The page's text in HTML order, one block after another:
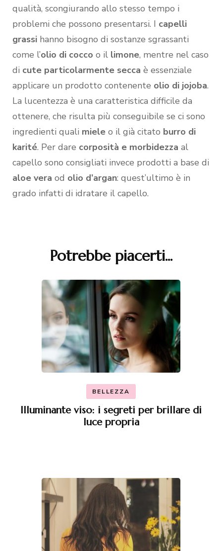
qualità, scongiurando allo stesso tempo i
problemi che possono presentarsi. I capelli
grassi hanno bisogno di sostanze sgrassanti
come l’olio di cocco o il limone, mentre nel caso
di cute particolarmente secca è essenziale
applicare un prodotto contenente olio di jojoba.
La lucentezza è una caratteristica difficile da
ottenere, che risulta più conseguibile se ci sono
ingredienti quali miele o il già citato burro di
karité. Per dare corposità e morbidezza al
capello sono consigliati invece prodotti a base di
aloe vera od olio d’argan: quest’ultimo è in
grado infatti di idratare il capello.
NavigazionePotrebbe piacerti...
BELLEZZA
Illuminante viso: i segreti per brillare di
luce propria